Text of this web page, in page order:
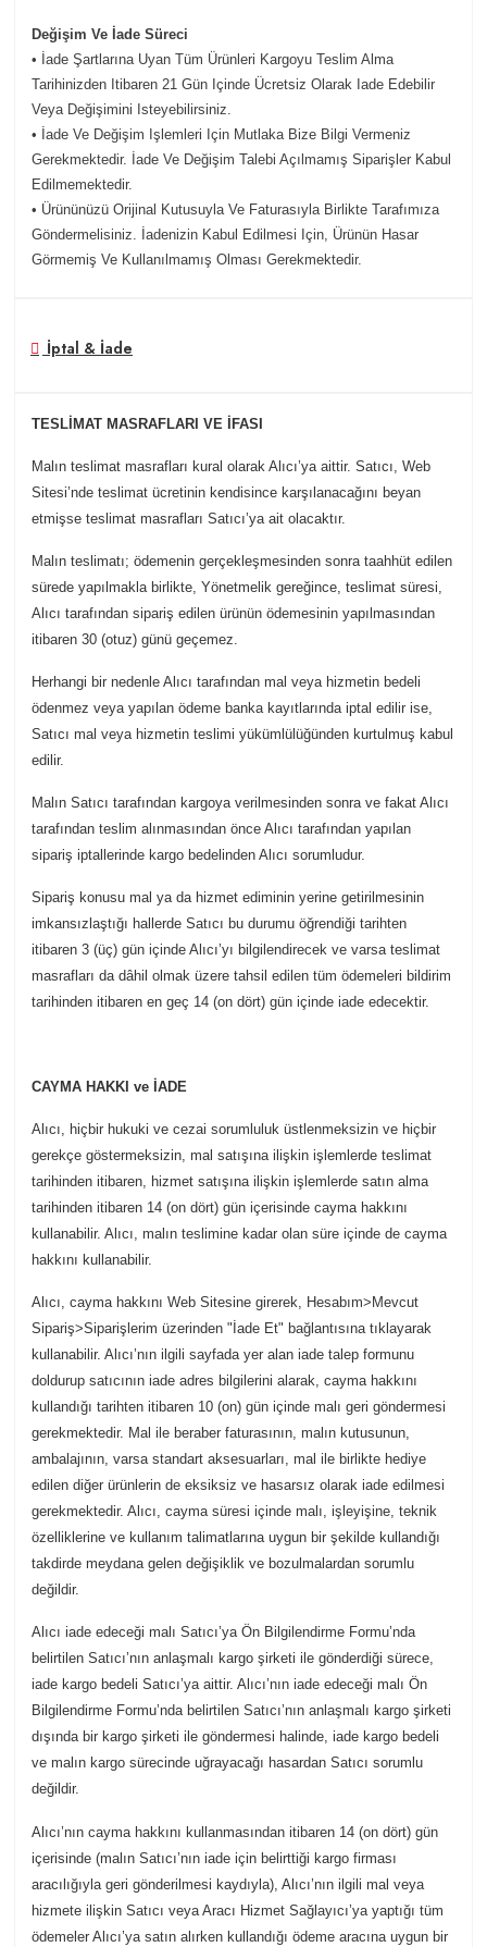
Değişim Ve İade Süreci
• İade Şartlarına Uyan Tüm Ürünleri Kargoyu Teslim Alma
Tarihinizden Itibaren 21 Gün Içinde Ücretsiz Olarak Iade Edebilir
Veya Değişimini Isteyebilirsiniz.
• İade Ve Değişim Işlemleri Için Mutlaka Bize Bilgi Vermeniz
Gerekmektedir. İade Ve Değişim Talebi Açılmamış Siparişler Kabul
Edilmemektedir.
• Ürününüzü Orijinal Kutusuyla Ve Faturasıyla Birlikte Tarafımıza
Göndermelisiniz. İadenizin Kabul Edilmesi Için, Ürünün Hasar
Görmemiş Ve Kullanılmamış Olması Gerekmektedir.
İptal & İade
TESLİMAT MASRAFLARI VE İFASI
Malın teslimat masrafları kural olarak Alıcı’ya aittir. Satıcı, Web
Sitesi’nde teslimat ücretinin kendisince karşılanacağını beyan
etmişse teslimat masrafları Satıcı’ya ait olacaktır.
Malın teslimatı; ödemenin gerçekleşmesinden sonra taahhüt edilen
sürede yapılmakla birlikte, Yönetmelik gereğince, teslimat süresi,
Alıcı tarafından sipariş edilen ürünün ödemesinin yapılmasından
itibaren 30 (otuz) günü geçemez.
Herhangi bir nedenle Alıcı tarafından mal veya hizmetin bedeli
ödenmez veya yapılan ödeme banka kayıtlarında iptal edilir ise,
Satıcı mal veya hizmetin teslimi yükümlülüğünden kurtulmuş kabul
edilir.
Malın Satıcı tarafından kargoya verilmesinden sonra ve fakat Alıcı
tarafından teslim alınmasından önce Alıcı tarafından yapılan
sipariş iptallerinde kargo bedelinden Alıcı sorumludur.
Sipariş konusu mal ya da hizmet ediminin yerine getirilmesinin
imkansızlaştığı hallerde Satıcı bu durumu öğrendiği tarihten
itibaren 3 (üç) gün içinde Alıcı’yı bilgilendirecek ve varsa teslimat
masrafları da dâhil olmak üzere tahsil edilen tüm ödemeleri bildirim
tarihinden itibaren en geç 14 (on dört) gün içinde iade edecektir.
CAYMA HAKKI ve İADE
Alıcı, hiçbir hukuki ve cezai sorumluluk üstlenmeksizin ve hiçbir
gerekçe göstermeksizin, mal satışına ilişkin işlemlerde teslimat
tarihinden itibaren, hizmet satışına ilişkin işlemlerde satın alma
tarihinden itibaren 14 (on dört) gün içerisinde cayma hakkını
kullanabilir. Alıcı, malın teslimine kadar olan süre içinde de cayma
hakkını kullanabilir.
Alıcı, cayma hakkını Web Sitesine girerek, Hesabım>Mevcut
Sipariş>Siparişlerim üzerinden "İade Et" bağlantısına tıklayarak
kullanabilir. Alıcı’nın ilgili sayfada yer alan iade talep formunu
doldurup satıcının iade adres bilgilerini alarak, cayma hakkını
kullandığı tarihten itibaren 10 (on) gün içinde malı geri göndermesi
gerekmektedir. Mal ile beraber faturasının, malın kutusunun,
ambalajının, varsa standart aksesuarları, mal ile birlikte hediye
edilen diğer ürünlerin de eksiksiz ve hasarsız olarak iade edilmesi
gerekmektedir. Alıcı, cayma süresi içinde malı, işleyişine, teknik
özelliklerine ve kullanım talimatlarına uygun bir şekilde kullandığı
takdirde meydana gelen değişiklik ve bozulmalardan sorumlu
değildir.
Alıcı iade edeceği malı Satıcı’ya Ön Bilgilendirme Formu’nda
belirtilen Satıcı’nın anlaşmalı kargo şirketi ile gönderdiği sürece,
iade kargo bedeli Satıcı’ya aittir. Alıcı’nın iade edeceği malı Ön
Bilgilendirme Formu’nda belirtilen Satıcı’nın anlaşmalı kargo şirketi
dışında bir kargo şirketi ile göndermesi halinde, iade kargo bedeli
ve malın kargo sürecinde uğrayacağı hasardan Satıcı sorumlu
değildir.
Alıcı’nın cayma hakkını kullanmasından itibaren 14 (on dört) gün
içerisinde (malın Satıcı’nın iade için belirttiği kargo firması
aracılığıyla geri gönderilmesi kaydıyla), Alıcı’nın ilgili mal veya
hizmete ilişkin Satıcı veya Aracı Hizmet Sağlayıcı’ya yaptığı tüm
ödemeler Alıcı’ya satın alırken kullandığı ödeme aracına uygun bir